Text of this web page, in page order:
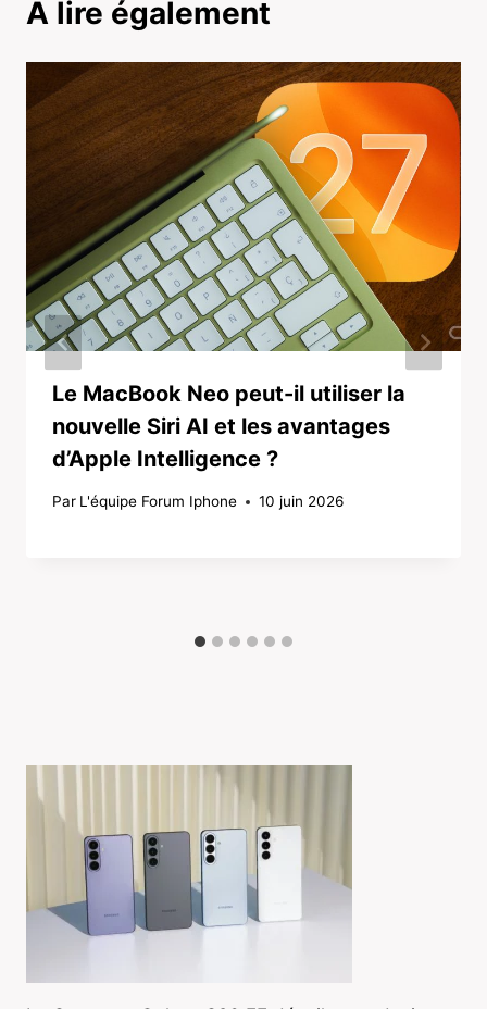
A lire également
Le MacBook Neo peut-il utiliser la
nouvelle Siri AI et les avantages
d’Apple Intelligence ?
Par L'équipe Forum Iphone 10 juin 2026